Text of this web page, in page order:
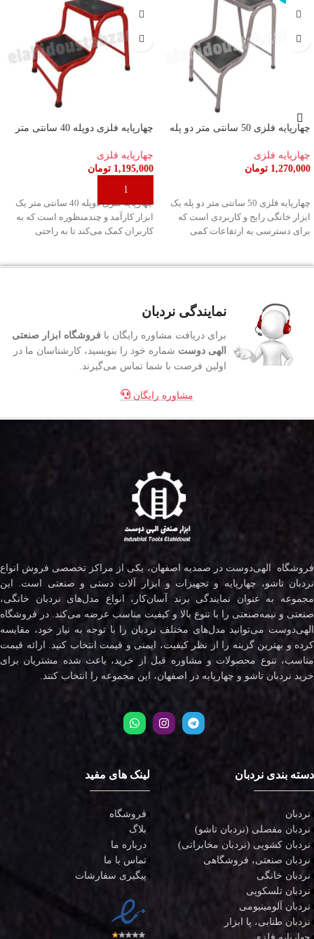
چهارپایه فلزی 50 سانتی متر دو پله
چهارپایه فلزی
1,270,000 تومان
چهارپایه فلزی 50 سانتی متر دو پله یک
ابزار خانگی رایج و کاربردی است که
برای دسترسی به ارتفاعات کمی
چهارپایه فلزی دوپله 40 سانتی متر
چهارپایه فلزی
1,195,000 تومان
افزودن به سبد خرید
چهارپایه فلزی دوپله 40 سانتی متر یک
ابزار کارآمد و چندمنظوره است که به
کاربران کمک می‌کند تا به راحتی
نمایندگی نردبان
برای دریافت مشاوره رایگان با فروشگاه ابزار صنعتی
الهی دوست شماره خود را بنویسید، کارشناسان ما در
اولین فرصت با شما تماس می‌گیرند.
مشاوره رایگان
فروشگاه الهی‌دوست در صمدیه اصفهان، یکی از مراکز تخصصی فروش انواع
نردبان تاشو، چهارپایه و تجهیزات و ابزار آلات دستی و صنعتی است. این
مجموعه به عنوان نمایندگی برند آسان‌کار، انواع مدل‌های نردبان خانگی،
صنعتی و نیمه‌صنعتی را با تنوع بالا و کیفیت مناسب عرضه می‌کند. در فروشگاه
الهی‌دوست می‌توانید مدل‌های مختلف نردبان را با توجه به نیاز خود، مقایسه
کرده و بهترین گزینه را از نظر کیفیت، ایمنی و قیمت انتخاب کنید. ارائه قیمت
مناسب، تنوع محصولات و مشاوره قبل از خرید، باعث شده مشتریان برای
خرید نردبان تاشو و چهارپایه در اصفهان، این مجموعه را انتخاب کنند.
دسته بندی نردبان
نردبان
نردبان مفصلی (نردبان تاشو)
نردبان کشویی (نردبان مخابراتی)
نردبان صنعتی، فروشگاهی
نردبان خانگی
نردبان تلسکوپی
نردبان آلومینیومی
نردبان طنابی، پا ابزار
لینک های مفید
فروشگاه
بلاگ
درباره ما
تماس با ما
پیگیری سفارشات